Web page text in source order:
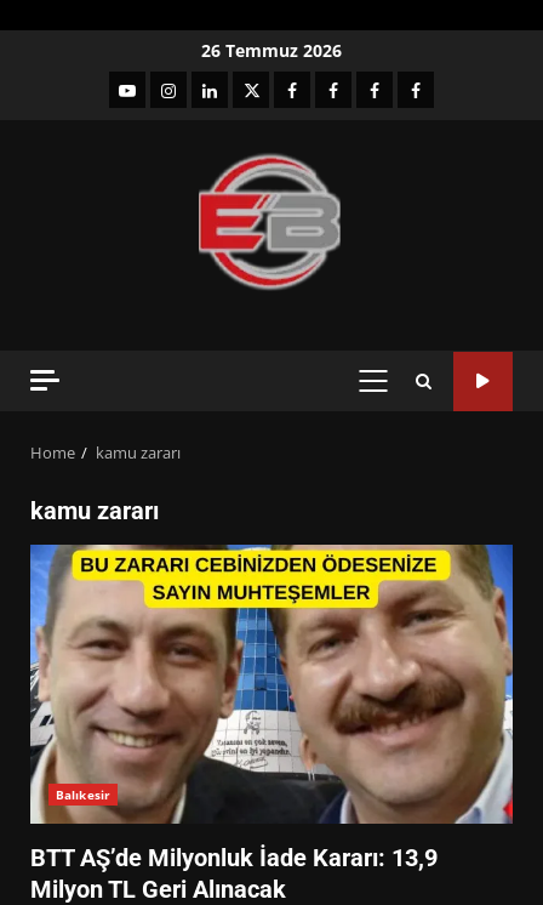
26 Temmuz 2026
YouTubeInstagram
LinkedIntwitterfacebook-Facebook-
Facebook-Facebook-
PRIMARY
Home kamu zararı
kamu zararı
Balıkesir
BTT AŞ’de Milyonluk İade Kararı: 13,9
Milyon TL Geri Alınacak